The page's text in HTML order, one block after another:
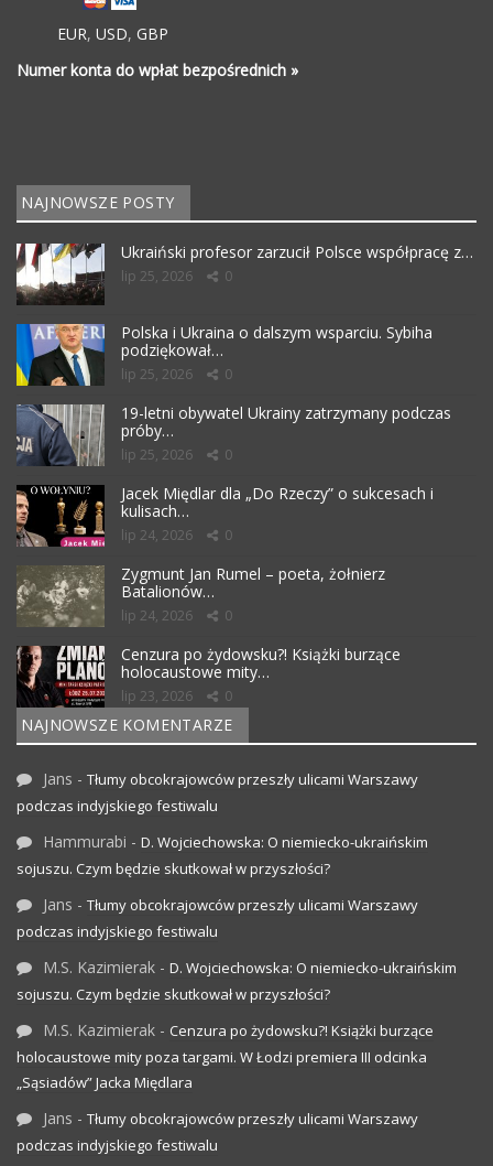
EUR, USD, GBP
Numer konta do wpłat bezpośrednich »
NAJNOWSZE POSTY
Ukraiński profesor zarzucił Polsce współpracę z…
lip 25, 2026 0
Polska i Ukraina o dalszym wsparciu. Sybiha
podziękował…
lip 25, 2026 0
19-letni obywatel Ukrainy zatrzymany podczas
próby…
lip 25, 2026 0
Jacek Międlar dla „Do Rzeczy” o sukcesach i
kulisach…
lip 24, 2026 0
Zygmunt Jan Rumel – poeta, żołnierz
Batalionów…
lip 24, 2026 0
Cenzura po żydowsku?! Książki burzące
holocaustowe mity…
lip 23, 2026 0
NAJNOWSZE KOMENTARZE
Jans - Tłumy obcokrajowców przeszły ulicami Warszawy
podczas indyjskiego festiwalu
Hammurabi - D. Wojciechowska: O niemiecko-ukraińskim
sojuszu. Czym będzie skutkował w przyszłości?
Jans - Tłumy obcokrajowców przeszły ulicami Warszawy
podczas indyjskiego festiwalu
M.S. Kazimierak - D. Wojciechowska: O niemiecko-ukraińskim
sojuszu. Czym będzie skutkował w przyszłości?
M.S. Kazimierak - Cenzura po żydowsku?! Książki burzące
holocaustowe mity poza targami. W Łodzi premiera III odcinka
„Sąsiadów” Jacka Międlara
Jans - Tłumy obcokrajowców przeszły ulicami Warszawy
podczas indyjskiego festiwalu